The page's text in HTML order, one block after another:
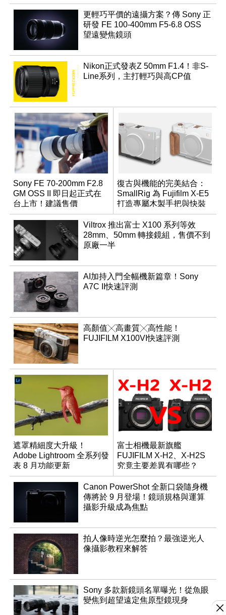
更輕巧平價的遠攝方案？傳 Sony 正
研發 FE 100-400mm F5-6.8 OSS
望遠變焦鏡頭
Nikon正式發表Z 50mm F1.4！非S-
Line系列，主打輕巧與高CP值
Sony FE 70-200mm F2.8
GM OSS II 即日起正式在
台上市！建議售價
NT$76,980
復古與機能的完美結合：
SmallRig 為 Fujifilm X-E5
打造專屬木製手把與快裝
板配件
Viltrox 推出富士 X100 系列等效
28mm、50mm 轉接鏡組，售價不到
原廠一半
AI加持入門全幅機新篇章！Sony
A7C II快速評測
高顏值╳高畫質╳高性能！
FUJIFILM X100VI快速評測
遮罩精細度大升級！
Adobe Lightroom 全系列發
表 8 月功能更新
富士相機最新旗艦
FUJIFILM X-H2、X-H2S
究竟主要差異有哪些？
Canon PowerShot 全新口袋隨身機
傳將於 9 月登場！鏡頭規格與運算
攝影升級成為焦點
拍人像時逆光怎麼拍？最強逆光人
像攝影教程來解答
Sony 多款新鏡頭名單曝光！從魚眼
變焦到超望遠定焦原型鏡現身